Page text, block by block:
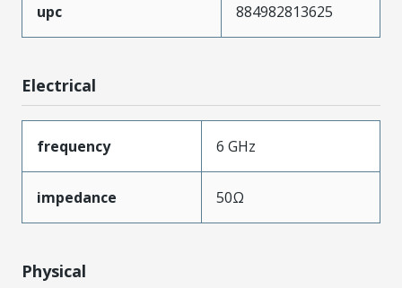
upc 884982813625
Electrical
frequency 6 GHz
impedance 50Ω
Physical